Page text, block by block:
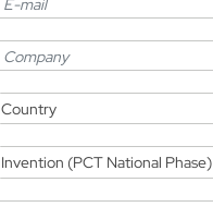
Country
Invention (PCT National Phase)